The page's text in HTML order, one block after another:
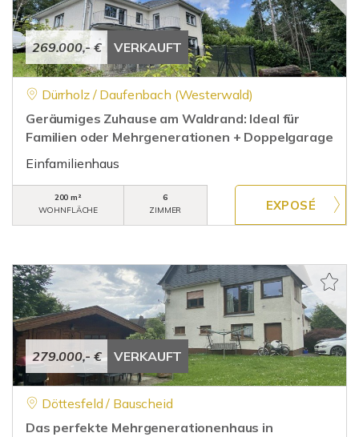
269.000,- € VERKAUFT
Dürrholz / Daufenbach (Westerwald)
Geräumiges Zuhause am Waldrand: Ideal für
Familien oder Mehrgenerationen + Doppelgarage
Einfamilienhaus
200 m²
WOHNFLÄCHE
6
ZIMMER
279.000,- € VERKAUFT
Döttesfeld / Bauscheid
Das perfekte Mehrgenerationenhaus in